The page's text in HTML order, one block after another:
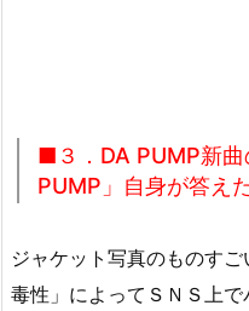
■３．DA PUMP新曲
PUMP」自身が答え
ジャケット写真のものす
毒性」によってＳＮＳ上